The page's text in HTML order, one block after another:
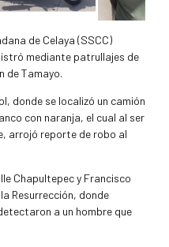
de Celaya (SSCC)
mediante patrullajes de
de Tamayo.
donde se localizó un camión
con naranja, el cual al ser
arrojó reporte de robo al
Chapultepec y Francisco
Resurrección, donde
a un hombre que